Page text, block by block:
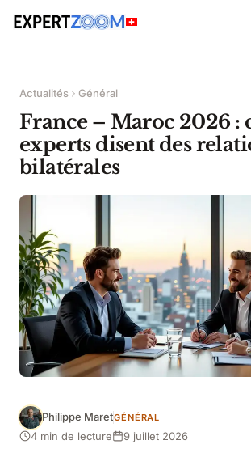
Actualités Général
France – Maroc 2026 :
experts disent des
bilatérales
Philippe MaretGÉNÉRAL
4 min de lecture 9 juillet 2026